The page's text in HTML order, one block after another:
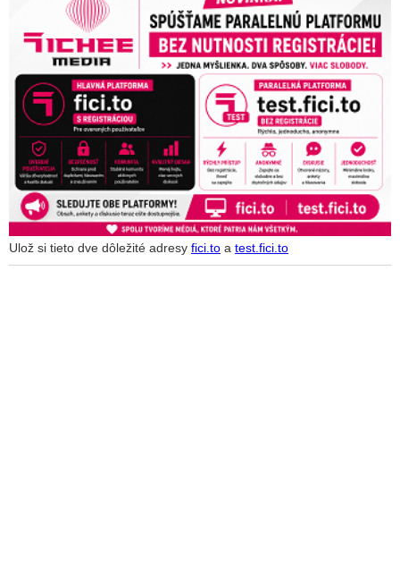
Ulož si tieto dve dôležité adresy fici.to a test.fici.to